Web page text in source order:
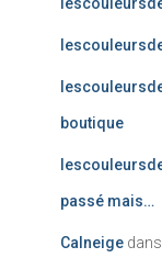
boutique
passé mais…
Calneige dans